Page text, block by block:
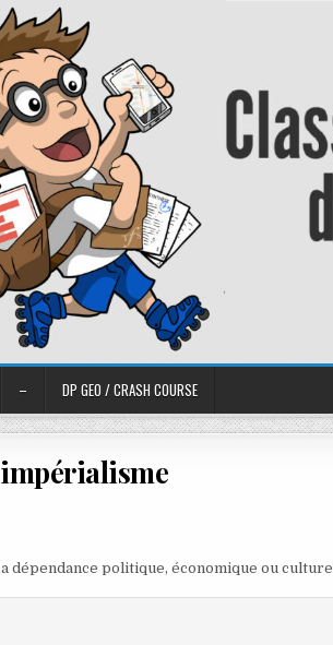
– DP GEO / CRASH COURSE
impérialisme
dépendance politique, économique ou